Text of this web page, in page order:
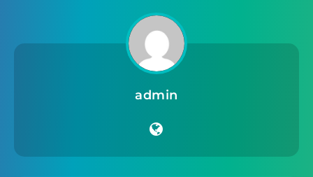
admin